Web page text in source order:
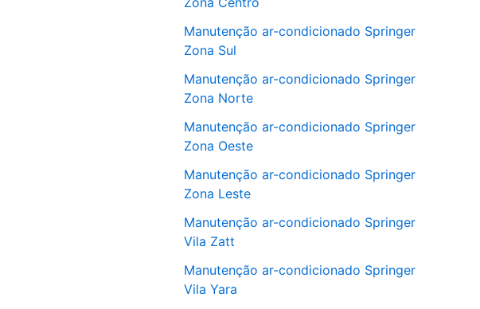
Manutenção ar-condicionado Springer
Zona Sul
Manutenção ar-condicionado Springer
Zona Norte
Manutenção ar-condicionado Springer
Zona Oeste
Manutenção ar-condicionado Springer
Zona Leste
Manutenção ar-condicionado Springer
Vila Zatt
Manutenção ar-condicionado Springer
Vila Yara